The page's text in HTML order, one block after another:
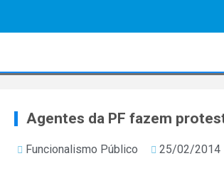
Agentes da PF fazem
Funcionalismo Público 25/02/2014